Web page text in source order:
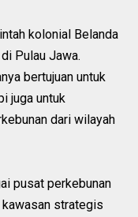
kolonial Belanda
Pulau Jawa.
bertujuan untuk
juga untuk
dari wilayah
pusat perkebunan
kawasan strategis